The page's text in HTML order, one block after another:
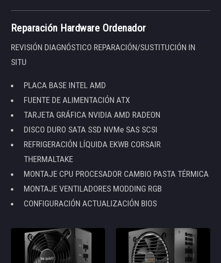
Reparación Hardware Ordenador
REVISIÓN DIAGNÓSTICO REPARACIÓN/SUSTITUCIÓN IN
SITU
PLACA BASE INTEL AMD
FUENTE DE ALIMENTACIÓN ATX
TARJETA GRÁFICA NVIDIA AMD RADEON
DISCO DURO SATA SSD NVMe SAS SCSI
REFRIGERACIÓN LÍQUIDA EKWB CORSAIR
THERMALTAKE
MONTAJE CPU PROCESADOR CAMBIO PASTA TÉRMICA
MONTAJE VENTILADORES MODDING RGB
CONFIGURACIÓN ACTUALIZACIÓN BIOS